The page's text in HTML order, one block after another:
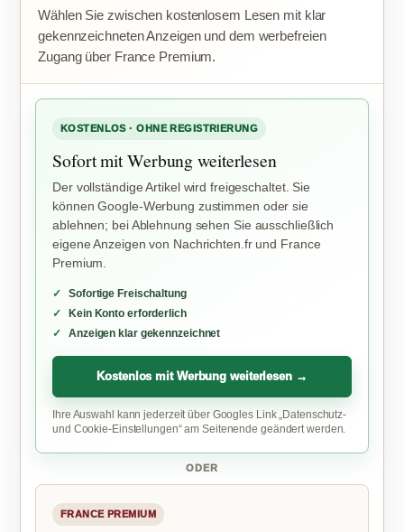
Wählen Sie zwischen kostenlosem Lesen mit klar
gekennzeichneten Anzeigen und dem werbefreien
Zugang über France Premium.
KOSTENLOS · OHNE REGISTRIERUNG
Sofort mit Werbung weiterlesen
Der vollständige Artikel wird freigeschaltet. Sie
können Google-Werbung zustimmen oder sie
ablehnen; bei Ablehnung sehen Sie ausschließlich
eigene Anzeigen von Nachrichten.fr und France
Premium.
Sofortige Freischaltung
Kein Konto erforderlich
Anzeigen klar gekennzeichnet
Kostenlos mit Werbung weiterlesen →
Ihre Auswahl kann jederzeit über Googles Link „Datenschutz-
und Cookie-Einstellungen“ am Seitenende geändert werden.
ODER
FRANCE PREMIUM